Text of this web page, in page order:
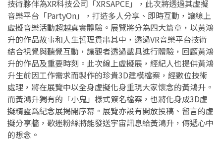
技術夥伴為XR科技公司「XRSAPCE」，此次將透過其虛擬
音樂平台「PartyOn」，打造多人分享、即時互動，讓線上
虛擬音樂活動超越真實體驗。展覽將分為四大篇章，以黃鴻
升的作品故事和人生哲理貫串其中，透過VR音樂平台技術
結合視覺與聽覺互動，讓觀者透過載具進行體驗，回顧黃鴻
升的作品及重要時刻。此次線上虛擬展，經紀人也提供黃鴻
升生前因工作需求而製作的珍貴3D建模檔案，經數位技術
處理，將在展覽中以全身虛擬化身重現大家懷念的黃鴻升。
而黃鴻升獨有的「小鬼」樣式簽名檔案，也將化身成3D虛
擬精靈爲紀念展揭開序幕。展覽亦設有開放投稿、留言的虛
擬分享牆，歌迷粉絲將能發送宇宙訊息給黃鴻升，傳遞心中
的想念。